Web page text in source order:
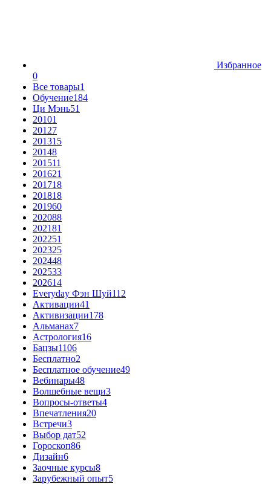
Избранное
0
Все товары1
Обучение184
Ци Мэнь51
20101
20127
201315
20148
201511
201621
201718
201818
201960
202088
202181
202251
202325
202448
202533
202614
Everyday Фэн Шуй112
Активации41
Активизации178
Альманах7
Астрология16
Бацзы1106
Бесплатно2
Бесплатное обучение49
Вебинары48
Волшебные вещи3
Вопросы-ответы4
Впечатления20
Встречи3
Выбор дат52
Гороскоп86
Дизайн6
Заочные курсы8
Зарубежный опыт5